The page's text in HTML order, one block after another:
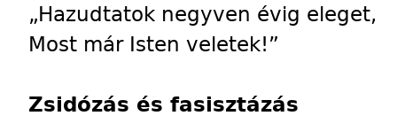
„Hazudtatok negyven évig eleget,
Most már Isten veletek!”
Zsidózás és fasisztázás